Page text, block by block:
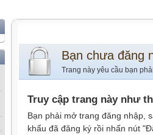
Bạn chưa đăng
Trang này yêu cầu bạn
Truy cập trang này như
Bạn phải mở trang đăng nhập,
khẩu đã đăng ký rồi nhấn nút